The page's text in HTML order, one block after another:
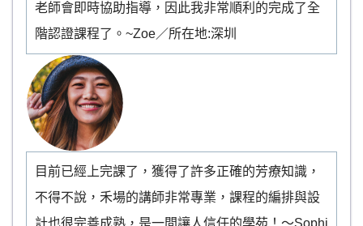
老師會即時協助指導，因此我非常順利的完成了全
階認證課程了。~Zoe／所在地:深圳
目前已經上完課了，獲得了許多正確的芳療知識，
不得不說，禾場的講師非常專業，課程的編排與設
計也很完善成熟，是一間讓人信任的學苑！～Sophi